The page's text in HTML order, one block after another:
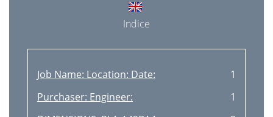
Indice
Job Name: Location: Date:
1
Purchaser: Engineer:
1